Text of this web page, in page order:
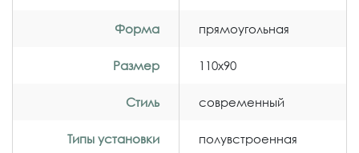
Форма прямоугольная
Размер 110x90
Стиль современный
Типы установки полувстроенная